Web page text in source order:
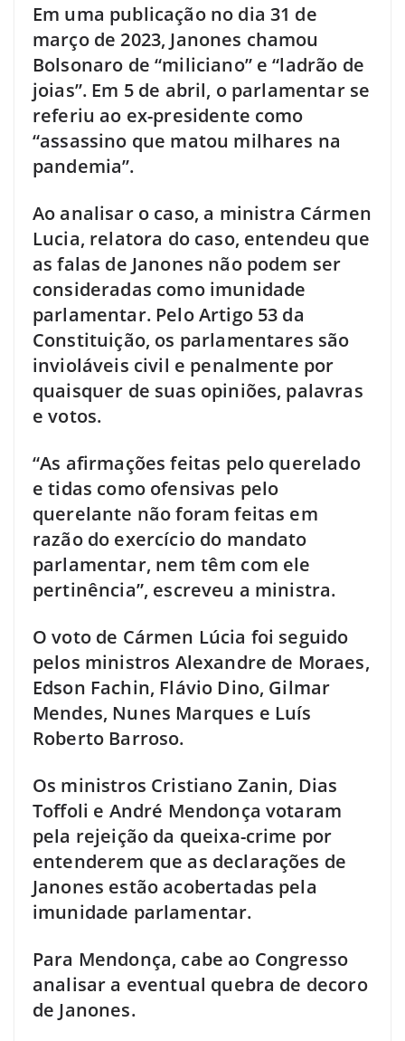
Em uma publicação no dia 31 de
março de 2023, Janones chamou
Bolsonaro de “miliciano” e “ladrão de
joias”. Em 5 de abril, o parlamentar se
referiu ao ex-presidente como
“assassino que matou milhares na
pandemia”.
Ao analisar o caso, a ministra Cármen
Lucia, relatora do caso, entendeu que
as falas de Janones não podem ser
consideradas como imunidade
parlamentar. Pelo Artigo 53 da
Constituição, os parlamentares são
invioláveis civil e penalmente por
quaisquer de suas opiniões, palavras
e votos.
“As afirmações feitas pelo querelado
e tidas como ofensivas pelo
querelante não foram feitas em
razão do exercício do mandato
parlamentar, nem têm com ele
pertinência”, escreveu a ministra.
O voto de Cármen Lúcia foi seguido
pelos ministros Alexandre de Moraes,
Edson Fachin, Flávio Dino, Gilmar
Mendes, Nunes Marques e Luís
Roberto Barroso.
Os ministros Cristiano Zanin, Dias
Toffoli e André Mendonça votaram
pela rejeição da queixa-crime por
entenderem que as declarações de
Janones estão acobertadas pela
imunidade parlamentar.
Para Mendonça, cabe ao Congresso
analisar a eventual quebra de decoro
de Janones.